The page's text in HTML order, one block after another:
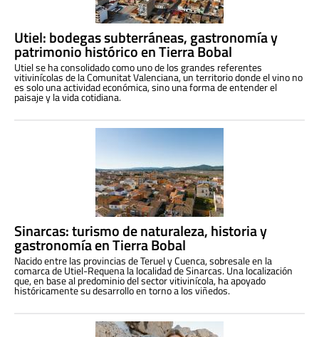
Utiel: bodegas subterráneas, gastronomía y
patrimonio histórico en Tierra Bobal
Utiel se ha consolidado como uno de los grandes referentes
vitivinícolas de la Comunitat Valenciana, un territorio donde el vino no
es solo una actividad económica, sino una forma de entender el
paisaje y la vida cotidiana.
Sinarcas: turismo de naturaleza, historia y
gastronomía en Tierra Bobal
Nacido entre las provincias de Teruel y Cuenca, sobresale en la
comarca de Utiel-Requena la localidad de Sinarcas. Una localización
que, en base al predominio del sector vitivinícola, ha apoyado
históricamente su desarrollo en torno a los viñedos.